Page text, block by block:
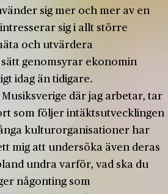
sig mer och mer av en
sig i allt större
och utvärdera
genomsyrar ekonomin
idag än tidigare.
där jag arbetar, tar
som följer intäktsutvecklingen
kulturorganisationer har
mig att undersöka även deras
undra varför, vad ska du
någonting som